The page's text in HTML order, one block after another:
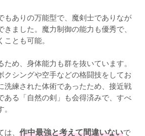
もありの万能型で、魔剣士でありなが
ました。魔力制御の能力も優秀で、
とも可能。
め、身体能力も群を抜いています。
クシングや空手などの格闘技をしてお
洗練された体術であったため、接近戦
ある「自然の剣」も会得済みで、すべ
、 作中最強と考えて間違いないで